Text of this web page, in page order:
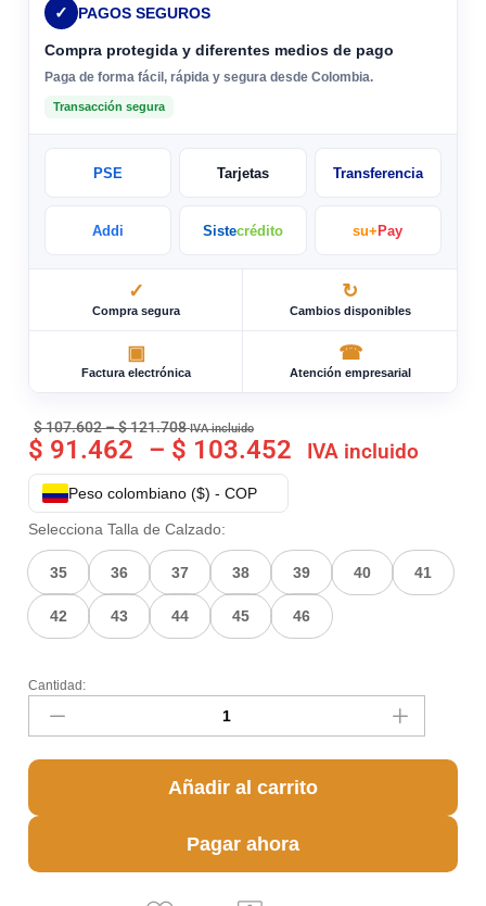
✓ PAGOS SEGUROS
Compra protegida y diferentes medios de pago
Paga de forma fácil, rápida y segura desde Colombia.
Transacción segura
PSE Tarjetas Transferencia
Addi Sistecrédito su+ Pay
✓
Compra segura
↻
Cambios disponibles
▣
Factura electrónica
☎
Atención empresarial
$107.602–$121.708 IVA incluido
$ 91.462 – $ 103.452 IVA incluido
Peso colombiano ($) - COP
Selecciona Talla de Calzado:
35 36 37 38 39 40 41
42 43 44 45 46
Cantidad:
Añadir al carrito
Pagar ahora